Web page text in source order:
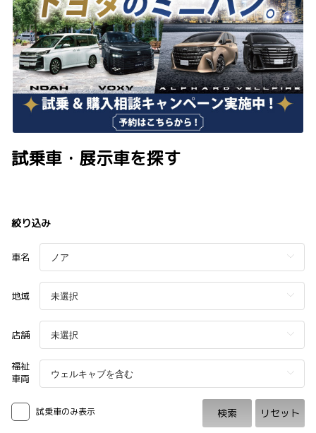
試乗車・展示車を探す
絞り込み
車名
地域
店舗
福祉
車両
試乗車のみ表示 検索 リセット